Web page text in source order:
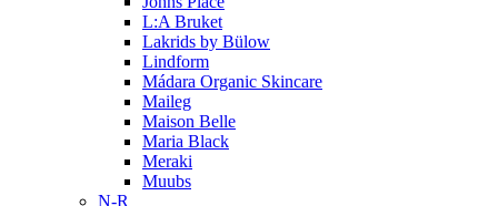
L:A Bruket
Lakrids by Bülow
Lindform
Mádara Organic Skincare
Maileg
Maison Belle
Maria Black
Meraki
Muubs
N-R